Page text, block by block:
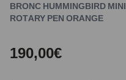
BRONC HUMMINGBIRD MINI
ROTARY PEN ORANGE
190,00€